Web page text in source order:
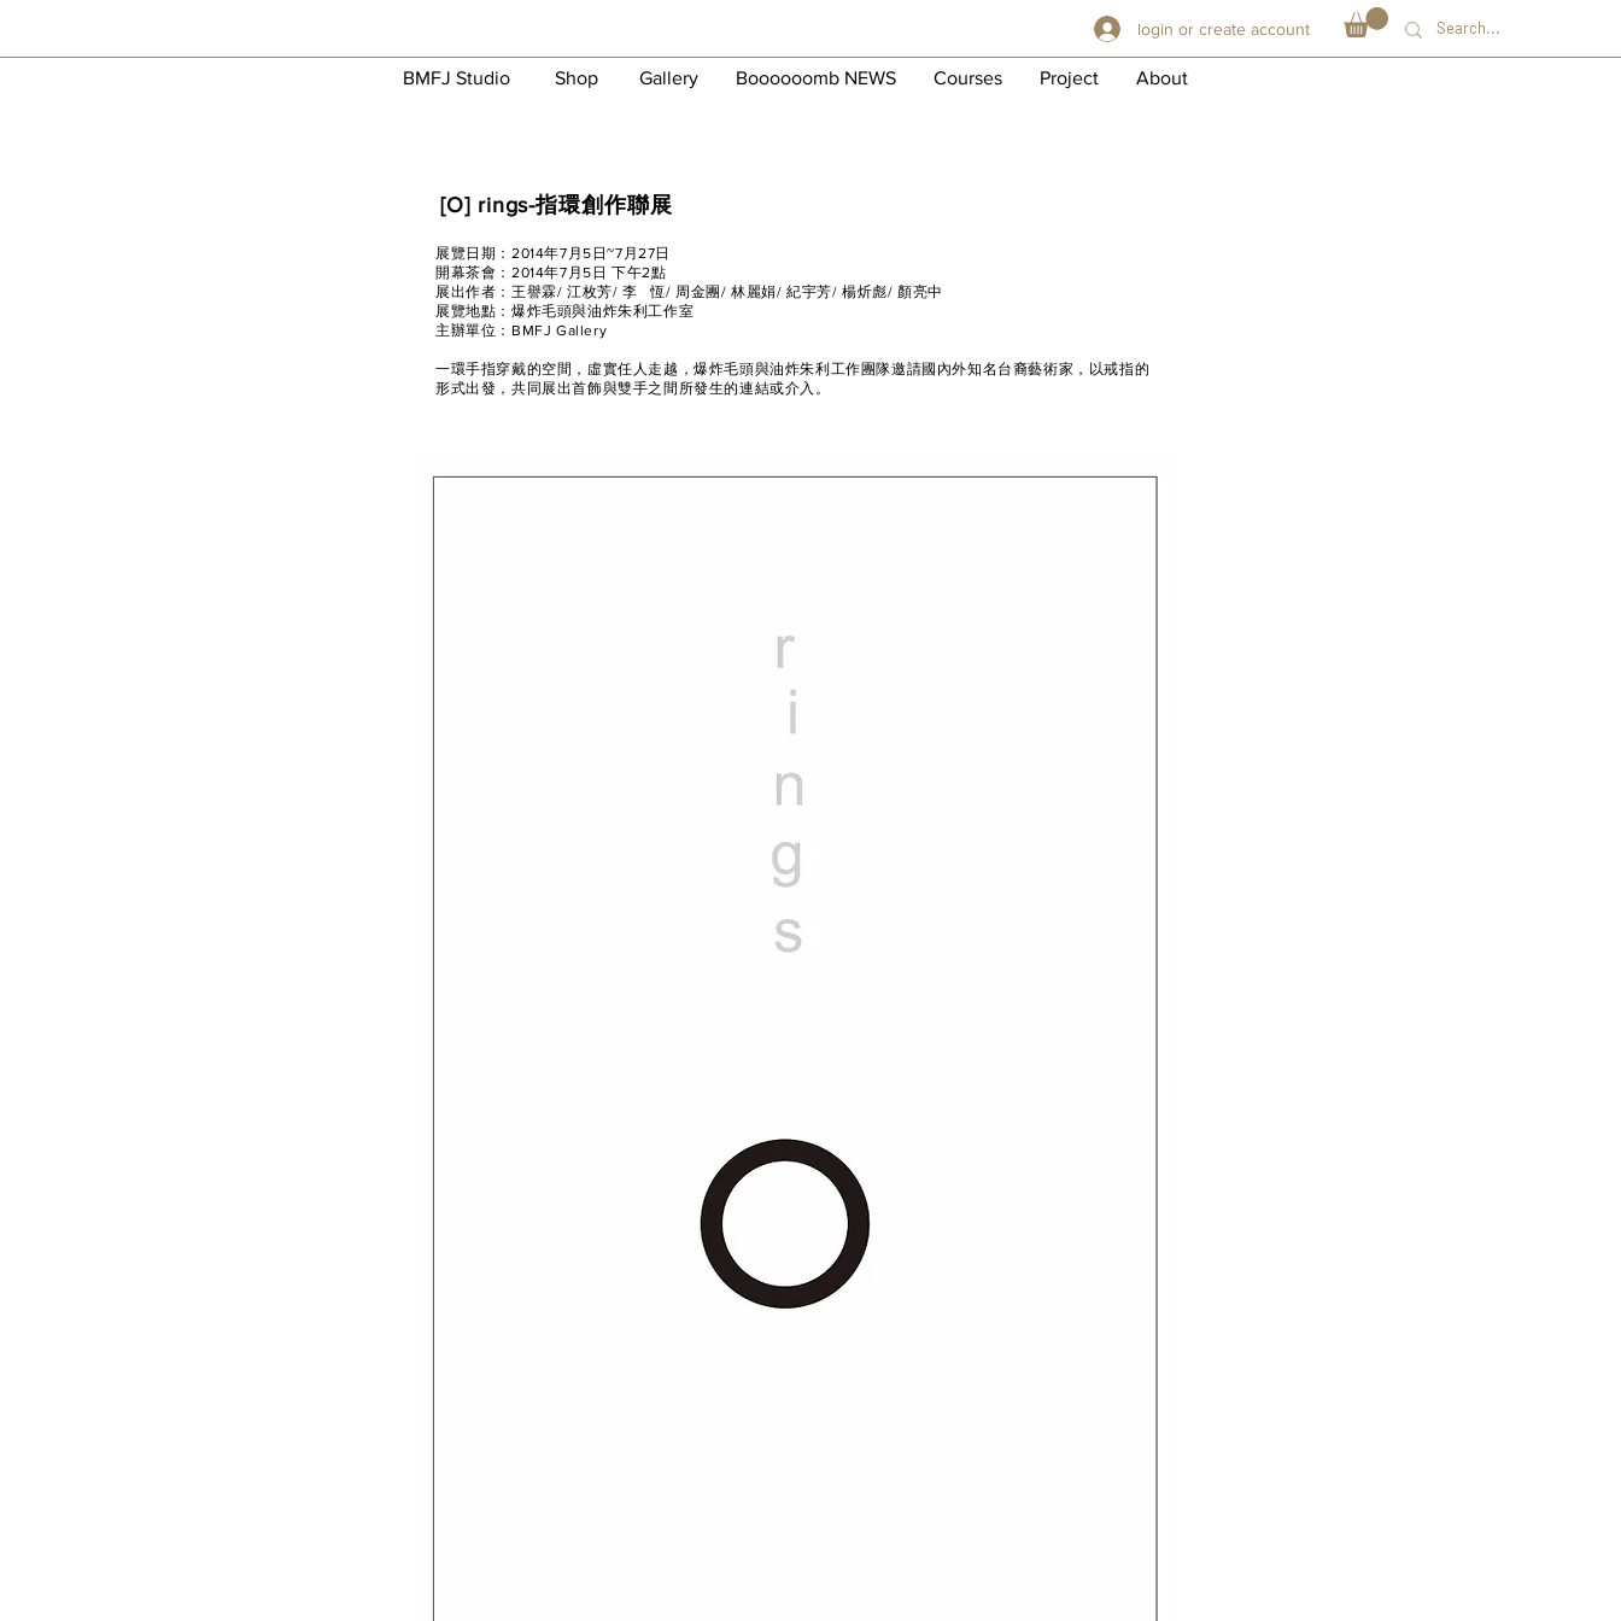
login or create account
BMFJ Studio Shop Gallery Boooooomb NEWS Courses Project About
[O] rings-指環創作聯展
展覽日期：2014年7月5日~7月27日
開幕茶會：2014年7月5日 下午2點
展出作者：王譽霖/ 江枚芳/ 李 恆/ 周金團/林麗娟/ 紀宇芳/ 楊炘彪/ 顏亮中
展覽地點：爆炸毛頭與油炸朱利工作室
主辦單位：BMFJ Gallery
一環手指穿戴的空間，虛實任人走越，爆炸毛頭與油炸朱利工作團隊邀請國內外知名台裔藝術家，以戒指的
形式出發，共同展出首飾與雙手之間所發生的連結或介入。